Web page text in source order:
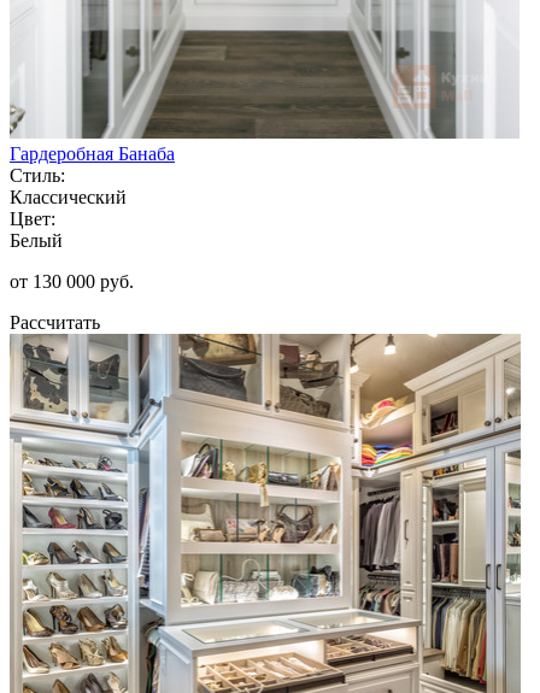
Гардеробная Банаба
Стиль:
Классический
Цвет:
Белый
от 130 000 руб.
Рассчитать